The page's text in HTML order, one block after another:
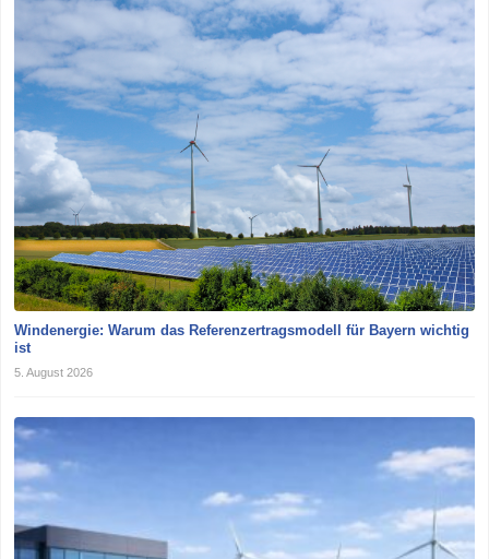
Windenergie: Warum das Referenzertragsmodell für Bayern wichtig
ist
5. August 2026